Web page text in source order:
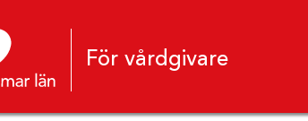
För vårdgivare